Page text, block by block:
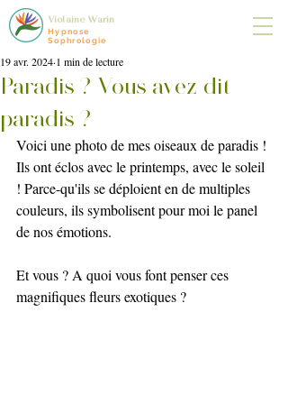
Violaine Warin
Hypnose
Sophrologie
Paradis ? Vous avez dit
paradis ?
19 avr. 2024 1 min de lecture
Voici une photo de mes oiseaux de paradis !
Ils ont éclos avec le printemps, avec le soleil
! Parce-qu'ils se déploient en de multiples
couleurs, ils symbolisent pour moi le panel
de nos émotions.
Et vous ? A quoi vous font penser ces
magnifiques fleurs exotiques ?